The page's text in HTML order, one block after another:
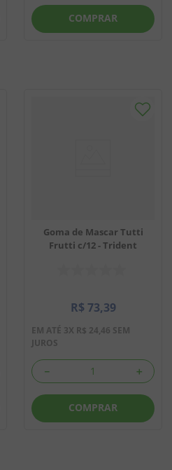
COMPRAR
Goma de Mascar Tutti
Frutti c/12 - Trident
R$ 73,39
EM ATÉ 3X R$ 24,46 SEM
JUROS
＋
－
COMPRAR